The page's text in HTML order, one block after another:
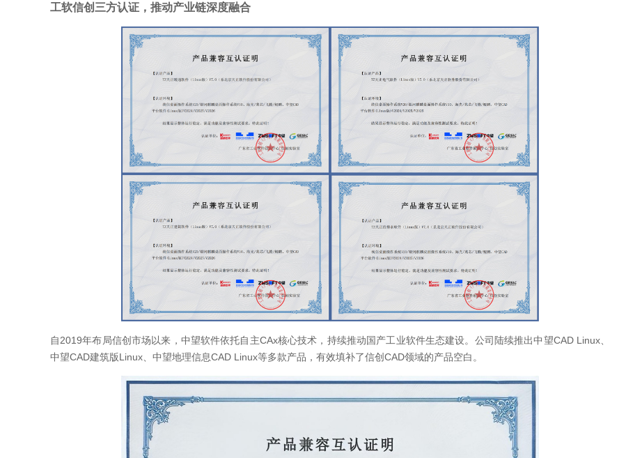
工软信创三方认证，推动产业链深度融合
自2019年布局信创市场以来，中望软件依托自主CAx核心技术，持续推动国产工业软件生态建设。公司陆续推出中望CAD Linux、
中望CAD建筑版Linux、中望地理信息CAD Linux等多款产品，有效填补了信创CAD领域的产品空白。